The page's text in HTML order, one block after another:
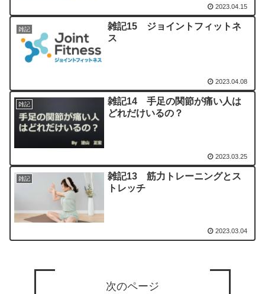
2023.04.15
雑記
雑記15 ジョイントフィットネ
ス
2023.04.08
雑記
雑記14 手足の関節が痛い人は
どれだけいるの？
2023.03.25
雑記
雑記13 筋力トレーニングとス
トレッチ
2023.03.04
次のページ